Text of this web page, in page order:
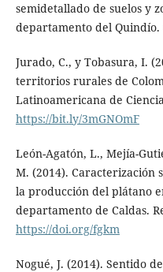
semidetallado de suelos y
departamento del Quindío.
Jurado, C., y Tobasura, I.
territorios rurales de
Latinoamericana de
https://bit.ly/3mGNOmF
León-Agatón, L., Mejía-
M. (2014). Caracterización
la producción del plátano
departamento de Caldas.
https://doi.org/fgkm
Nogué, J. (2014). Sentido